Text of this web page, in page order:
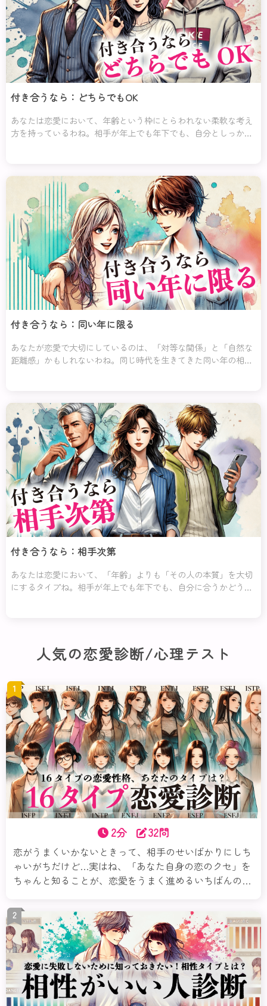
付き合うなら：どちらでもOK
あなたは恋愛において、年齢という枠にとらわれない柔軟な考え
方を持っているわね。相手が年上でも年下でも、自分としっかり
付き合うなら：同い年に限る
あなたが恋愛で大切にしているのは、「対等な関係」と「自然な
距離感」かもしれないわね。同じ時代を生きてきた同い年の相手
付き合うなら：相手次第
あなたは恋愛において、「年齢」よりも「その人の本質」を大切
にするタイプね。相手が年上でも年下でも、自分に合うかどうか
人気の恋愛診断/心理テスト
1
2分 32問
恋がうまくいかないときって、相手のせいばかりにしち
ゃいがちだけど…実はね、「あなた自身の恋のクセ」を
ちゃんと知ることが、恋愛をうまく進めるいちばんの近
の恋愛傾向・相性の良し悪しなどさまざまな切り口で解
き明かすわ。本当の“あなたらしい恋”を、今ここから見
つけていきましょ。
2